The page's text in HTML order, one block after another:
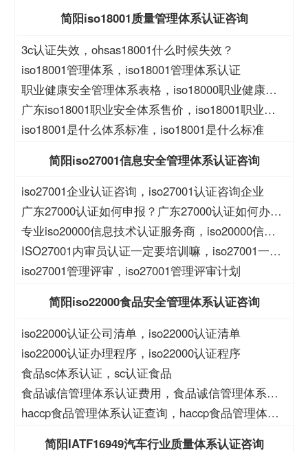
简阳iso18001质量管理体系认证咨询
3c认证失效，ohsas18001什么时候失效？
iso18001管理体系，iso18001管理体系认证
职业健康安全管理体系表格，iso18000职业健康安
全管理体系表格
广东iso18001职业安全体系售价，iso18001职业安
全体系售价
iso18001是什么体系标准，iso18001是什么标准
简阳iso27001信息安全管理体系认证咨询
iso27001企业认证咨询，iso27001认证咨询企业
广东27000认证如何申报？广东27000认证如何办
理？
专业iso20000信息技术认证服务商，iso20000信息
技术认证服务商
ISO27001内审员认证一定要培训嘛，iso27001一定
要培训么？
iso27001管理评审，iso27001管理评审计划
简阳iso22000食品安全管理体系认证咨询
iso22000认证公司清单，iso22000认证清单
iso22000认证办理程序，iso22000认证程序
食品sc体系认证，sc认证食品
食品诚信管理体系认证费用，食品诚信管理体系认
证大概费用
haccp食品管理体系认证查询，haccp食品管理体系
简阳IATF16949汽车行业质量体系认证咨询